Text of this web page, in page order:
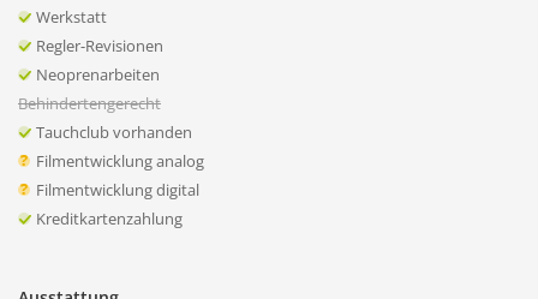
Werkstatt
Regler-Revisionen
Neoprenarbeiten
Behindertengerecht
Tauchclub vorhanden
Filmentwicklung analog
Filmentwicklung digital
Kreditkartenzahlung